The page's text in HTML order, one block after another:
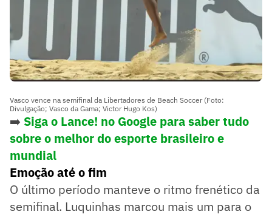
Vasco vence na semifinal da Libertadores de Beach Soccer (Foto:
Divulgação; Vasco da Gama; Victor Hugo Kos)
➡️ Siga o Lance! no Google para saber tudo
sobre o melhor do esporte brasileiro e
mundial
Emoção até o fim
O último período manteve o ritmo frenético da
semifinal. Luquinhas marcou mais um para o